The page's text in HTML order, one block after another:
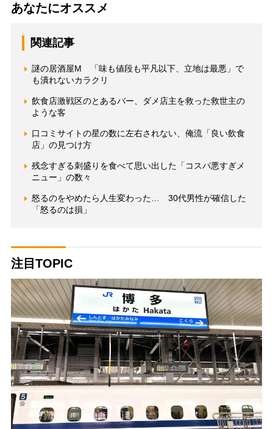
あなたにオススメ
関連記事
謎の居酒屋M 「味も値段も平凡以下、立地は最悪」で
も潰れないカラクリ
飲食店激戦区のとあるバー、ダメ店主を救った救世主の
ような客
口コミサイトの星の数に左右されない、俺流「良い飲食
店」の見つけ方
残念すぎる刺盛りを食べて思い出した「コスパ悪すぎメ
ニュー」の数々
怒るのをやめたら人生変わった… 30代男性が確信した
「怒るのは損」
注目TOPIC